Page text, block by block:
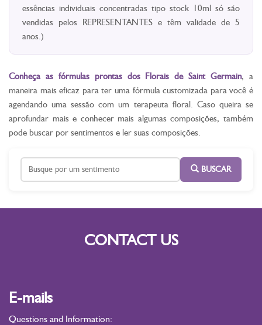
essências individuais concentradas tipo stock 10ml só são
vendidas pelos REPRESENTANTES e têm validade de 5
anos.)
Conheça as fórmulas prontas dos Florais de Saint Germain, a
maneira mais eficaz para ter uma fórmula customizada para você é
agendando uma sessão com um terapeuta floral. Caso queira se
aprofundar mais e conhecer mais algumas composições, também
pode buscar por sentimentos e ler suas composições.
BUSCAR
CONTACT US
E-mails
Questions and Information: